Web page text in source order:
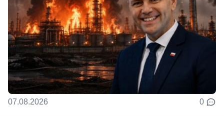
07.08.2026 0